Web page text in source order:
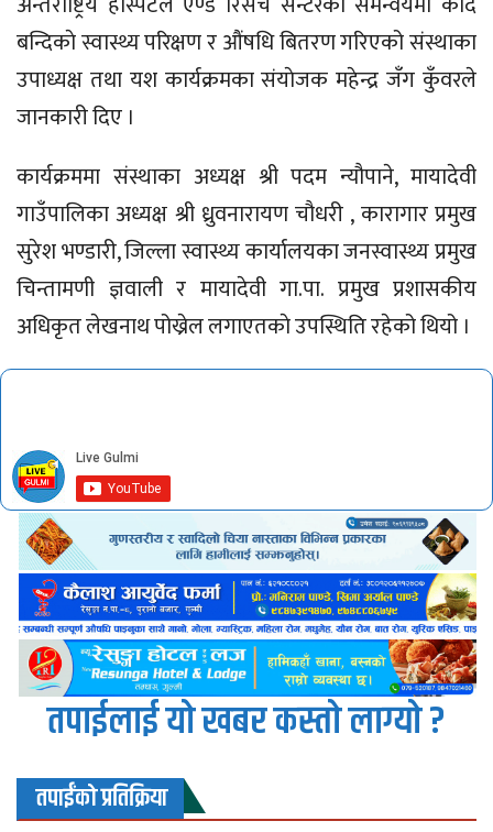
बन्दिकाे स्वास्थ्य परिक्षण र औंषधि बितरण गरिएको संस्थाका
उपाध्यक्ष तथा यश कार्यक्रमका संयाेजक महेन्द्र जँग कुँवरले
जानकारी दिए ।
कार्यक्रममा संस्थाका अध्यक्ष श्री पदम न्यौपाने, मायादेवी
गाउँपालिका अध्यक्ष श्री ध्रुवनारायण चौधरी , कारागार प्रमुख
सुरेश भण्डारी, जिल्ला स्वास्थ्य कार्यालयका जनस्वास्थ्य प्रमुख
चिन्तामणी ज्ञवाली र मायादेवी गा.पा. प्रमुख प्रशासकीय
अधिकृत लेखनाथ पोख्रेल लगाएतकाे उपस्थिति रहेको थियो ।
तपाईलाई यो खबर कस्तो लाग्यो ?
तपाईंको प्रतिक्रिया